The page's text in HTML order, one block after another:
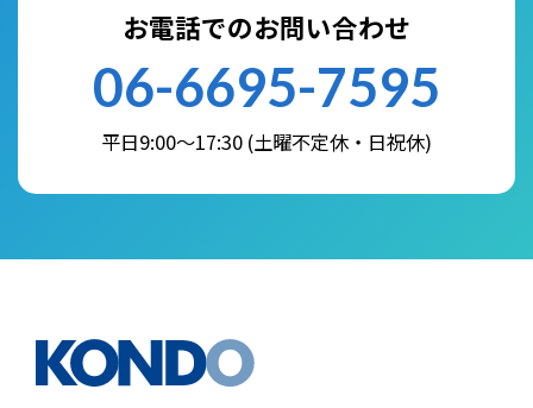
お電話でのお問い合わせ
06-6695-7595
平日9:00～17:30 (土曜不定休・日祝休)